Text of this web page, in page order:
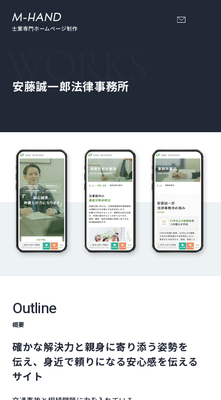
安藤誠一郎法律事務所
Outline
概要
確かな​解決力と​親身に​寄り添う​姿勢を​
伝え、​身近で​頼りに​なる​安心感を​伝える​
サイト